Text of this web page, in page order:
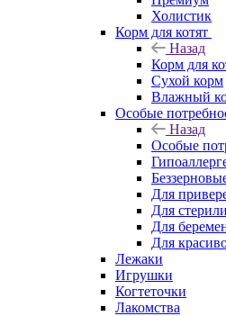
Холистик
Корм для котят
Назад
Корм для
Сухой корм
Влажный
Особые
Назад
Особые
Для
Для
Для
Для
Лежаки
Игрушки
Когтеточки
Лакомства